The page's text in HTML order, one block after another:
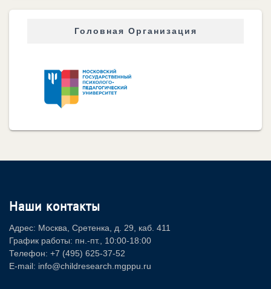
Головная Организация
Наши контакты
Адрес: Москва, Сретенка, д. 29, каб. 411
График работы: пн.-пт., 10:00-18:00
Телефон: +7 (495) 625-37-52
E-mail: info@childresearch.mgppu.ru